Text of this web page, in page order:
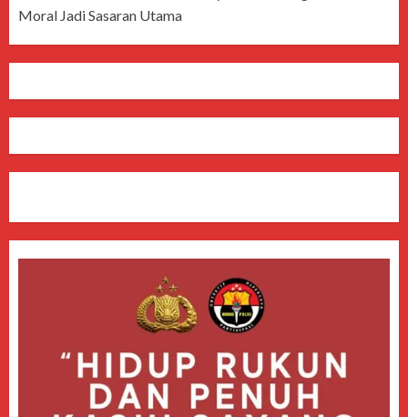
Moral Jadi Sasaran Utama